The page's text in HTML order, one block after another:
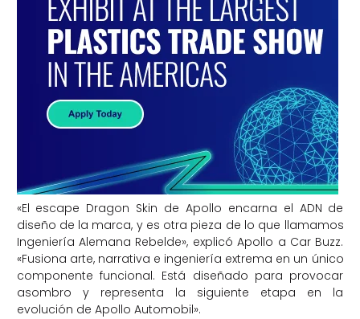
«El escape Dragon Skin de Apollo encarna el ADN de
diseño de la marca, y es otra pieza de lo que llamamos
Ingeniería Alemana Rebelde», explicó Apollo a Car Buzz.
«Fusiona arte, narrativa e ingeniería extrema en un único
componente funcional. Está diseñado para provocar
asombro y representa la siguiente etapa en la
evolución de Apollo Automobil».